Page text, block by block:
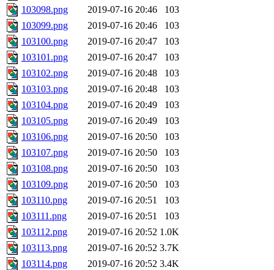
103098.png
2019-07-16 20:46
103
103099.png
2019-07-16 20:46
103
103100.png
2019-07-16 20:47
103
103101.png
2019-07-16 20:47
103
103102.png
2019-07-16 20:48
103
103103.png
2019-07-16 20:48
103
103104.png
2019-07-16 20:49
103
103105.png
2019-07-16 20:49
103
103106.png
2019-07-16 20:50
103
103107.png
2019-07-16 20:50
103
103108.png
2019-07-16 20:50
103
103109.png
2019-07-16 20:50
103
103110.png
2019-07-16 20:51
103
103111.png
2019-07-16 20:51
103
103112.png
2019-07-16 20:52 1.0K
103113.png
2019-07-16 20:52 3.7K
103114.png
2019-07-16 20:52 3.4K